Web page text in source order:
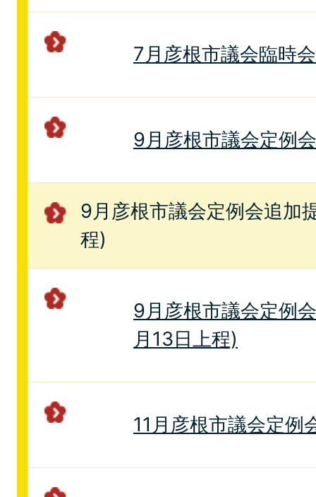
7月彦根市議会臨時
9月彦根市議会定例
9月彦根市議会定例会追加
程)
9月彦根市議会定例
月13日上程)
11月彦根市議会定例